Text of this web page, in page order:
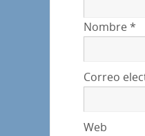
Nombre*
Correo
Web